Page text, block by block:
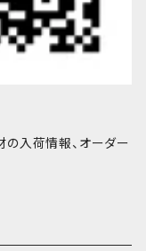
の入荷情報、オーダー